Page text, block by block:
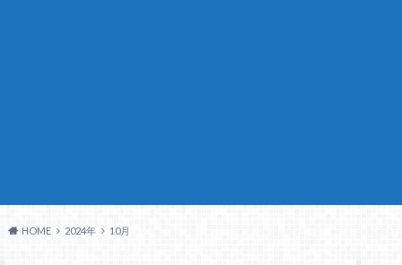
HOME 2024年 10月